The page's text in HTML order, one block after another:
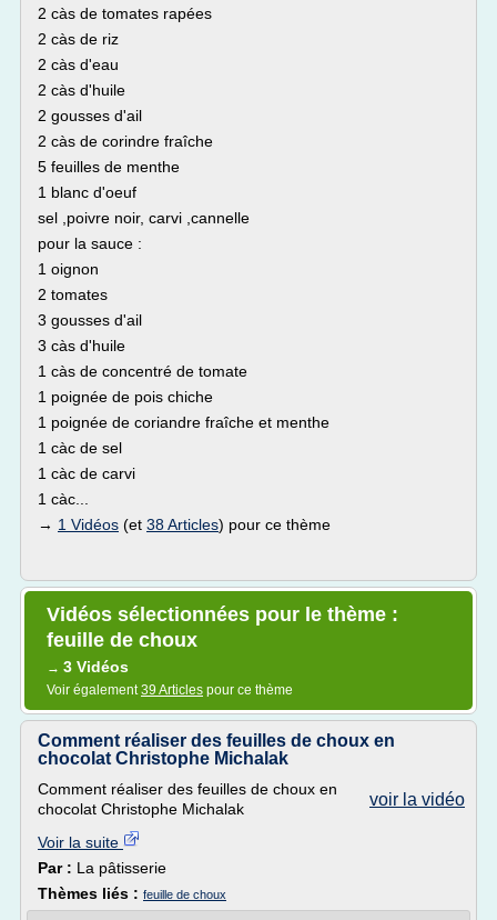
2 càs de tomates rapées
2 càs de riz
2 càs d'eau
2 càs d'huile
2 gousses d'ail
2 càs de corindre fraîche
5 feuilles de menthe
1 blanc d'oeuf
sel ,poivre noir, carvi ,cannelle
pour la sauce :
1 oignon
2 tomates
3 gousses d'ail
3 càs d'huile
1 càs de concentré de tomate
1 poignée de pois chiche
1 poignée de coriandre fraîche et menthe
1 càc de sel
1 càc de carvi
1 càc...
→ 1 Vidéos (et 38 Articles) pour ce thème
Vidéos sélectionnées pour le thème :
feuille de choux
→ 3 Vidéos
Voir également39 Articles pour ce thème
Comment réaliser des feuilles de choux en
chocolat Christophe Michalak
voir la vidéo
Comment réaliser des feuilles de choux en
chocolat Christophe Michalak
Voir la suite
Par : La pâtisserie
Thèmes liés : feuille de choux